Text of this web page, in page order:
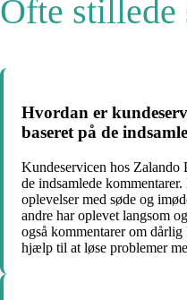
Ofte stillede
Hvordan er
baseret på de
Kundeservicen hos Zalando
de indsamlede
oplevelser med søde og
andre har oplevet langsom
også kommentarer om
hjælp til at løse problemer